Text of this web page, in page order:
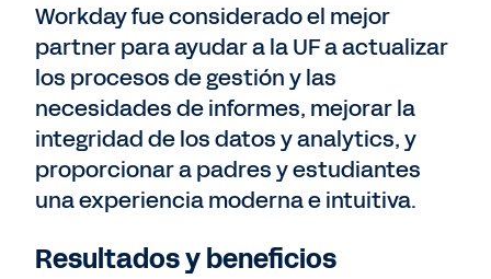
Workday fue considerado el mejor
partner para ayudar a la UF a actualizar
los procesos de gestión y las
necesidades de informes, mejorar la
integridad de los datos y analytics, y
proporcionar a padres y estudiantes
una experiencia moderna e intuitiva.
Resultados y beneficios